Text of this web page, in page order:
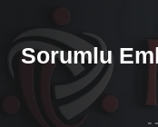
Sorumlu